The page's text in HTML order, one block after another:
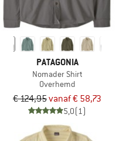
PATAGONIA
Nomader Shirt
Overhemd
€ 124,95vanaf € 58,73
5,0(1)